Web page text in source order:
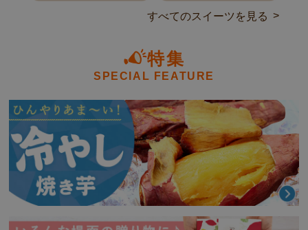
すべてのスイーツを見る
特集
SPECIAL FEATURE